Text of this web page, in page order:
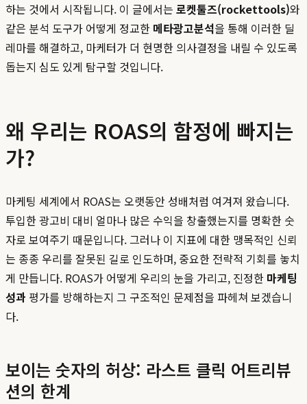
하는 것에서 시작됩니다. 이 글에서는 로켓툴즈(rockettools)와
같은 분석 도구가 어떻게 정교한 메타광고분석을 통해 이러한 딜
레마를 해결하고, 마케터가 더 현명한 의사결정을 내릴 수 있도록
돕는지 심도 있게 탐구할 것입니다.
왜 우리는 ROAS의 함정에 빠지는
가?
마케팅 세계에서 ROAS는 오랫동안 성배처럼 여겨져 왔습니다.
투입한 광고비 대비 얼마나 많은 수익을 창출했는지를 명확한 숫
자로 보여주기 때문입니다. 그러나 이 지표에 대한 맹목적인 신뢰
는 종종 우리를 잘못된 길로 인도하며, 중요한 전략적 기회를 놓치
게 만듭니다. ROAS가 어떻게 우리의 눈을 가리고, 진정한 마케팅
성과 평가를 방해하는지 그 구조적인 문제점을 파헤쳐 보겠습니
다.
보이는 숫자의 허상: 라스트 클릭 어트리뷰
션의 한계